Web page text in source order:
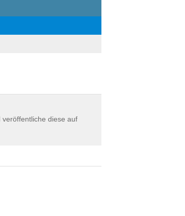
diese auf